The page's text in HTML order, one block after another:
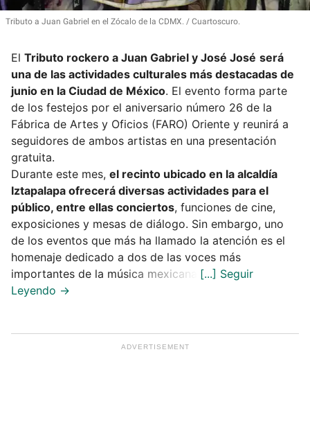
Tributo a Juan Gabriel en el Zócalo de la CDMX. Cuartoscuro.
El Tributo rockero a Juan Gabriel y José José será
una de las actividades culturales más destacadas de
junio en la Ciudad de México. El evento forma parte
de los festejos por el aniversario número 26 de la
Fábrica de Artes y Oficios (FARO) Oriente y reunirá a
seguidores de ambos artistas en una presentación
gratuita.
Durante este mes, el recinto ubicado en la alcaldía
Iztapalapa ofrecerá diversas actividades para el
público, entre ellas conciertos, funciones de cine,
exposiciones y mesas de diálogo. Sin embargo, uno
de los eventos que más ha llamado la atención es el
homenaje dedicado a dos de las voces más
importantes de la música mexicana.